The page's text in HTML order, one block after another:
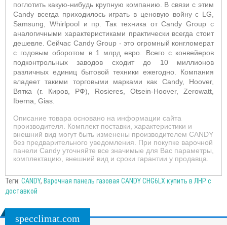
поглотить какую-нибудь крупную компанию. В связи с этим
Candy всегда приходилось играть в ценовую войну с LG,
Samsung, Whirlpool и пр. Так техника от Candy Group с
аналогичными характеристиками практически всегда стоит
дешевле. Сейчас Candy Group - это огромный конгломерат
с годовым оборотом в 1 млрд евро. Всего с конвейеров
подконтрольных заводов сходит до 10 миллионов
различных единиц бытовой техники ежегодно. Компания
владеет такими торговыми марками как Candy, Hoover,
Вятка (г. Киров, РФ), Rosieres, Otsein-Hoover, Zerowatt,
Iberna, Gias.
Описание товара основано на информации сайта
производителя. Комплект поставки, характеристики и
внешний вид могут быть изменены производителем CANDY
без предварительного уведомления. При покупке варочной
панели Candy уточняйте все значимые для Вас параметры,
комплектацию, внешний вид и сроки гарантии у продавца.
Теги: CANDY, Варочная панель газовая CANDY CHG6LX купить в ЛНР с
доставкой
specclimat.com